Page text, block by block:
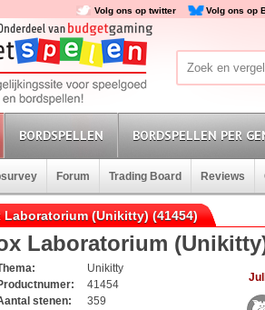
Volg ons op twitter Volg ons op
BORDSPELLEN BORDSPELLEN PER
Forum Trading Board Reviews
(Unikitty) (41454)
Laboratorium
Unikitty
41454
stenen:
359